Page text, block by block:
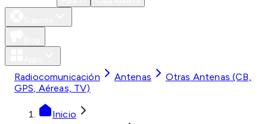
Radiocomunicación Antenas
Otras Antenas (CB,
GPS, Aéreas, TV)
Inicio